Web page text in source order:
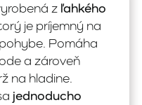
z ľahkého
je príjemný na
Pomáha
a zároveň
na hladine.
jednoducho